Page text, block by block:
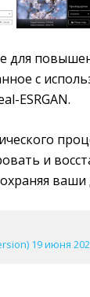
для
с
ESRGAN.
и
19 июня